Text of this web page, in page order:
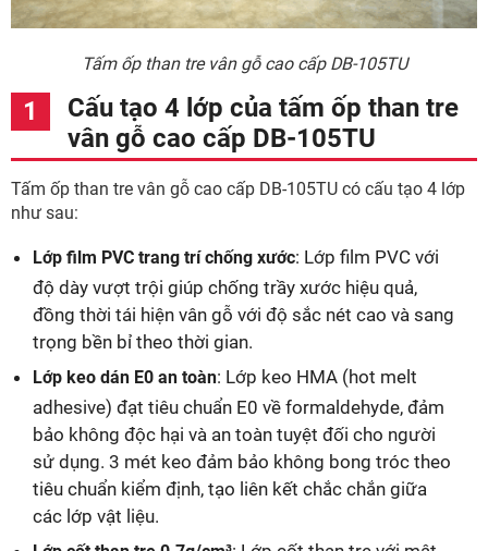
Tấm ốp than tre vân gỗ cao cấp DB-105TU
Cấu tạo 4 lớp của tấm ốp than tre
vân gỗ cao cấp DB-105TU
Tấm ốp than tre vân gỗ cao cấp DB-105TU có cấu tạo 4 lớp
như sau:
Lớp film PVC trang trí chống xước: Lớp film PVC với
độ dày vượt trội giúp chống trầy xước hiệu quả,
đồng thời tái hiện vân gỗ với độ sắc nét cao và sang
trọng bền bỉ theo thời gian.
Lớp keo dán E0 an toàn: Lớp keo HMA (hot melt
adhesive) đạt tiêu chuẩn E0 về formaldehyde, đảm
bảo không độc hại và an toàn tuyệt đối cho người
sử dụng. 3 mét keo đảm bảo không bong tróc theo
tiêu chuẩn kiểm định, tạo liên kết chắc chắn giữa
các lớp vật liệu.